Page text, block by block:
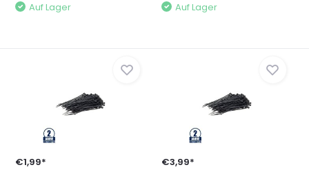
Auf Lager
Auf Lager
€1,99* €3,99*